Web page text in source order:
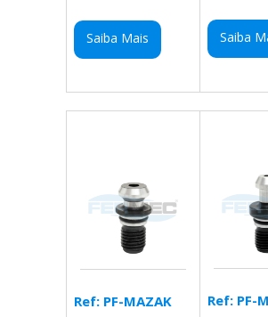
Saiba Mais Saiba
Ref: PF-MAZAK Ref: PF-